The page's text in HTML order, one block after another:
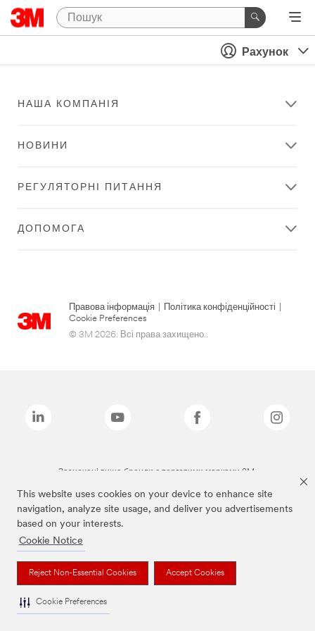
This website uses cookies on your device to enhance site
navigation, analyze site usage, and deliver you advertisements
based on your interests.
Cookie Notice
Reject Non-Essential Cookies Accept Cookies
Cookie Preferences
Рахунок
НАША КОМПАНІЯ
НОВИНИ
РЕГУЛЯТОРНІ ПИТАННЯ
ДОПОМОГА
Правова інформація Політика конфіденційності
Cookie Preferences
© 3M 2026. Всі права захищено..
Зазначені вище бренди є торговими марками 3M.